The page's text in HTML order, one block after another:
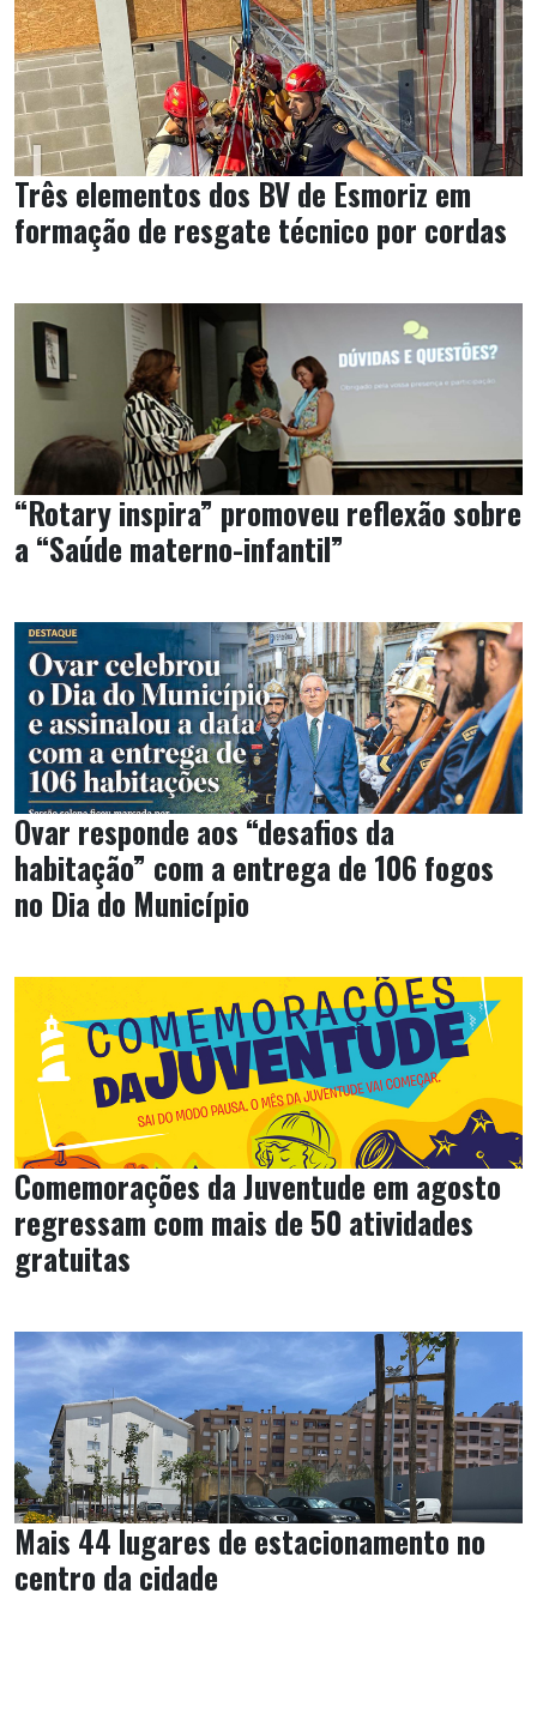
Três elementos dos BV de Esmoriz em
formação de resgate técnico por cordas
“Rotary inspira” promoveu reflexão sobre
a “Saúde materno-infantil”
Ovar responde aos “desafios da
habitação” com a entrega de 106 fogos
no Dia do Município
Comemorações da Juventude em agosto
regressam com mais de 50 atividades
gratuitas
Mais 44 lugares de estacionamento no
centro da cidade